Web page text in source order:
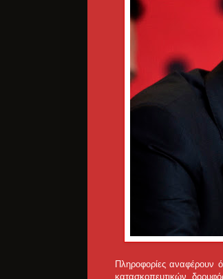
Πληροφορίες αναφέρουν
κατασκοπευτικών